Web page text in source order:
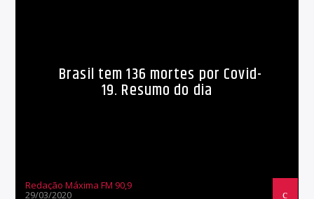
Brasil tem 136 mortes por Covid-
19. Resumo do dia
Redação Máxima FM 90,9
29/03/2020